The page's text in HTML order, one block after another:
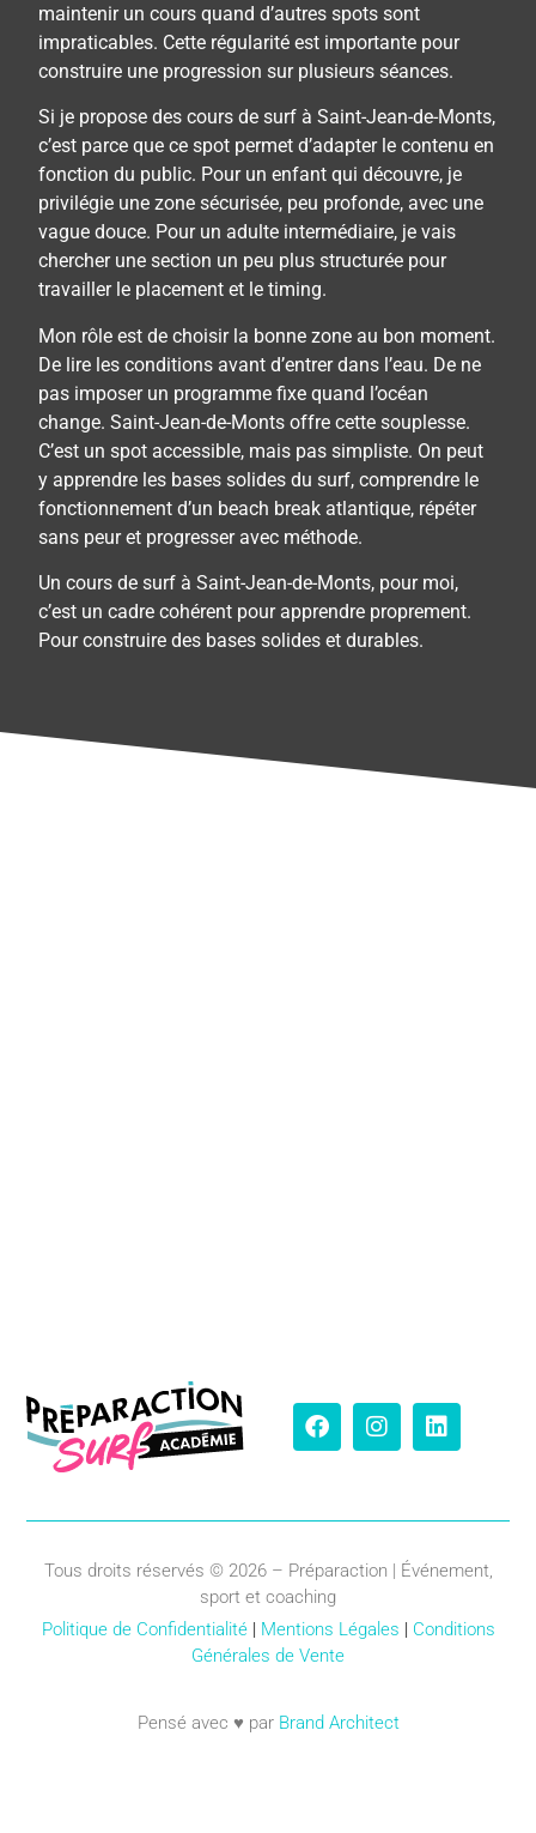
maintenir un cours quand d’autres spots sont
impraticables. Cette régularité est importante pour
construire une progression sur plusieurs séances.
Si je propose des cours de surf à Saint-Jean-de-Monts,
c’est parce que ce spot permet d’adapter le contenu en
fonction du public. Pour un enfant qui découvre, je
privilégie une zone sécurisée, peu profonde, avec une
vague douce. Pour un adulte intermédiaire, je vais
chercher une section un peu plus structurée pour
travailler le placement et le timing.
Mon rôle est de choisir la bonne zone au bon moment.
De lire les conditions avant d’entrer dans l’eau. De ne
pas imposer un programme fixe quand l’océan
change. Saint-Jean-de-Monts offre cette souplesse.
C’est un spot accessible, mais pas simpliste. On peut
y apprendre les bases solides du surf, comprendre le
fonctionnement d’un beach break atlantique, répéter
sans peur et progresser avec méthode.
Un cours de surf à Saint-Jean-de-Monts, pour moi,
c’est un cadre cohérent pour apprendre proprement.
Pour construire des bases solides et durables.
Tous droits réservés © 2026 – Préparaction | Événement,
sport et coaching
Politique de Confidentialité| Mentions Légales | Conditions
Générales de Vente
Pensé avec ♥ par Brand Architect